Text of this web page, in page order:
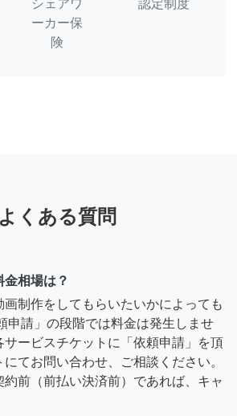
シェアワ
ーカー保
険
認定制度
よくある質問
相場は？
画制作をしてもらいたいかによっても
申請」の段階では料金は発生しませ
サービスチケットに「依頼申請」を頂
てお問い合わせ、ご相談ください。
前（前払い決済前）であれば、キャ